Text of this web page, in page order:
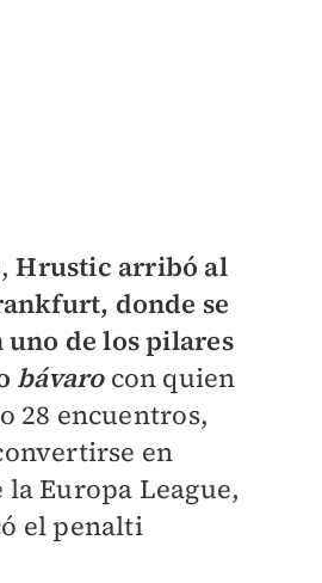
Hrustic arribó al
donde se
de los pilares
bávaro con quien
28 encuentros,
en
la Europa League,
el penalti